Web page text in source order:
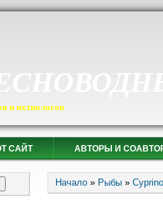
и ихтиологов
САЙТ АВТОРЫ И
Вы здесь
Начало » Рыбы »